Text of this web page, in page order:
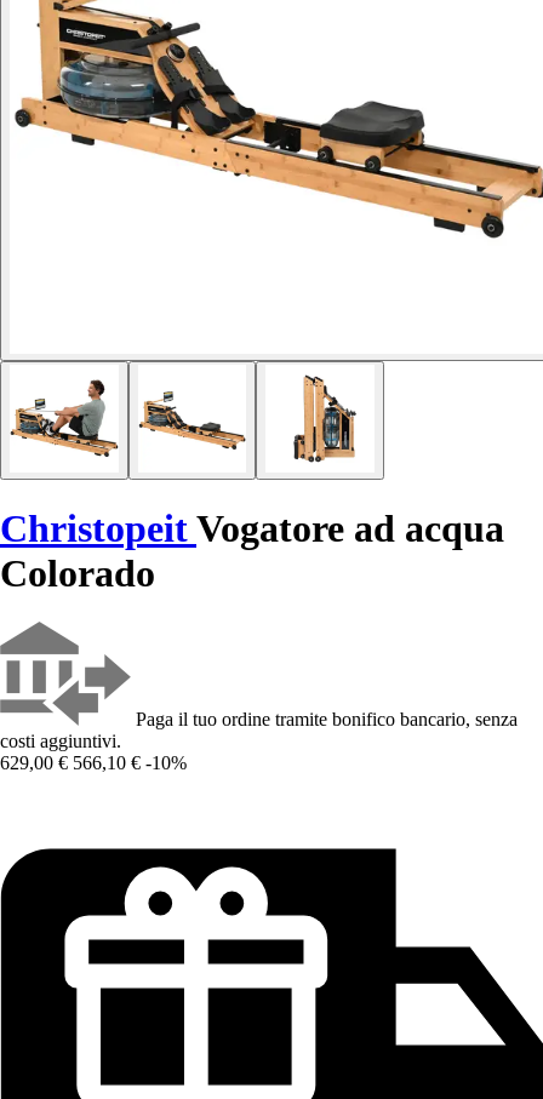
ChristopeitVogatore ad acqua
Colorado
Paga il tuo ordine tramite bonifico bancario, senza
costi aggiuntivi.
629,00 € 566,10 € -10%